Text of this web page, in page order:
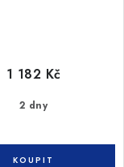
2 dny
1 182 Kč